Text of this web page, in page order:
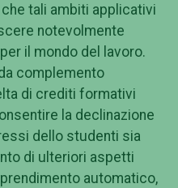
tali ambiti applicativi
notevolmente
il mondo del lavoro.
complemento
di crediti formativi
la declinazione
dello studenti sia
di ulteriori aspetti
automatico,